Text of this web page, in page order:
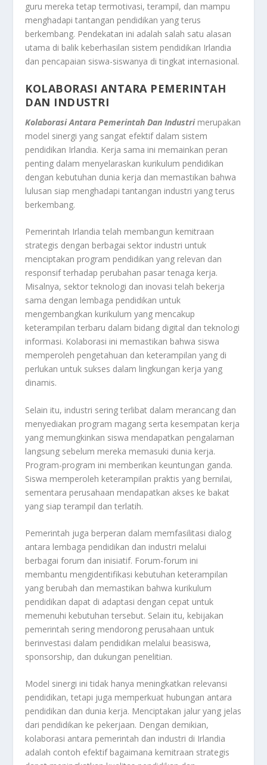
guru mereka tetap termotivasi, terampil, dan mampu
menghadapi tantangan pendidikan yang terus
berkembang. Pendekatan ini adalah salah satu alasan
utama di balik keberhasilan sistem pendidikan Irlandia
dan pencapaian siswa-siswanya di tingkat internasional.
KOLABORASI ANTARA PEMERINTAH
DAN INDUSTRI
Kolaborasi Antara Pemerintah Dan Industri merupakan
model sinergi yang sangat efektif dalam sistem
pendidikan Irlandia. Kerja sama ini memainkan peran
penting dalam menyelaraskan kurikulum pendidikan
dengan kebutuhan dunia kerja dan memastikan bahwa
lulusan siap menghadapi tantangan industri yang terus
berkembang.
Pemerintah Irlandia telah membangun kemitraan
strategis dengan berbagai sektor industri untuk
menciptakan program pendidikan yang relevan dan
responsif terhadap perubahan pasar tenaga kerja.
Misalnya, sektor teknologi dan inovasi telah bekerja
sama dengan lembaga pendidikan untuk
mengembangkan kurikulum yang mencakup
keterampilan terbaru dalam bidang digital dan teknologi
informasi. Kolaborasi ini memastikan bahwa siswa
memperoleh pengetahuan dan keterampilan yang di
perlukan untuk sukses dalam lingkungan kerja yang
dinamis.
Selain itu, industri sering terlibat dalam merancang dan
menyediakan program magang serta kesempatan kerja
yang memungkinkan siswa mendapatkan pengalaman
langsung sebelum mereka memasuki dunia kerja.
Program-program ini memberikan keuntungan ganda.
Siswa memperoleh keterampilan praktis yang bernilai,
sementara perusahaan mendapatkan akses ke bakat
yang siap terampil dan terlatih.
Pemerintah juga berperan dalam memfasilitasi dialog
antara lembaga pendidikan dan industri melalui
berbagai forum dan inisiatif. Forum-forum ini
membantu mengidentifikasi kebutuhan keterampilan
yang berubah dan memastikan bahwa kurikulum
pendidikan dapat di adaptasi dengan cepat untuk
memenuhi kebutuhan tersebut. Selain itu, kebijakan
pemerintah sering mendorong perusahaan untuk
berinvestasi dalam pendidikan melalui beasiswa,
sponsorship, dan dukungan penelitian.
Model sinergi ini tidak hanya meningkatkan relevansi
pendidikan, tetapi juga memperkuat hubungan antara
pendidikan dan dunia kerja. Menciptakan jalur yang jelas
dari pendidikan ke pekerjaan. Dengan demikian,
kolaborasi antara pemerintah dan industri di Irlandia
adalah contoh efektif bagaimana kemitraan strategis